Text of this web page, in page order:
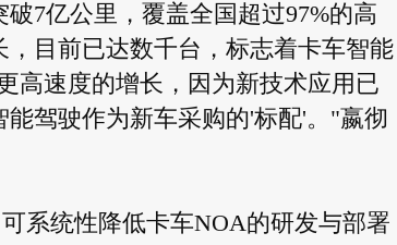
7亿公里，覆盖全国超过97%的高
目前已达数千台，标志着卡车智能
高速度的增长，因为新技术应用已
驾驶作为新车采购的'标配'。"嬴彻
系统性降低卡车NOA的研发与部署